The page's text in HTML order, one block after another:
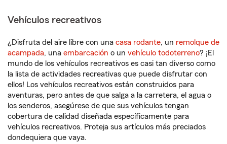
Vehículos recreativos
¿Disfruta del aire libre con una casa rodante, un remolque de
acampada, una embarcación o un vehículo todoterreno? ¡El
mundo de los vehículos recreativos es casi tan diverso como
la lista de actividades recreativas que puede disfrutar con
ellos! Los vehículos recreativos están construidos para
aventuras, pero antes de que salga a la carretera, el agua o
los senderos, asegúrese de que sus vehículos tengan
cobertura de calidad diseñada específicamente para
vehículos recreativos. Proteja sus artículos más preciados
dondequiera que vaya.